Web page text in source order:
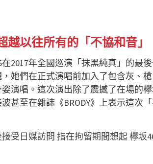
以往所有的「不協和音」
2017年全國巡演「抹黑純真」的最
，她們在正式演唱前加入了包含灰、
演唱。這次演出除了震撼了在場的
甚至在雜誌《BRODY》上表示這次
受日媒訪問 指在拘留期間想起 欅坂